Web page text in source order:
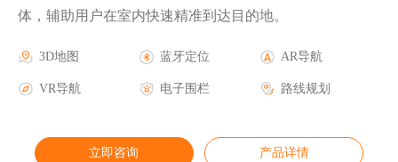
体，辅助用户在室内快速精准到达目的地。
3D地图 蓝牙定位 AR导航
VR导航 电子围栏 路线规划
立即咨询 产品详情
实时轨迹显示 电子围栏报警 人流热力图
历史轨迹查询 安防摄像头联动 报警管理
立即咨询 产品详情
第三方地图底图 三维楼宇地图
GPS蓝牙定位 室外AR导航
立即咨询 产品详情
AR导航 AR游戏 AR活动
AR广告 AR品牌
立即咨询 产品详情